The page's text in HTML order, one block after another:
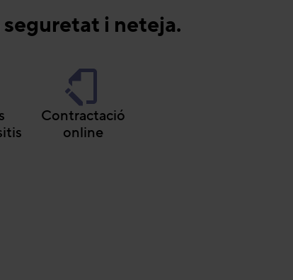
seguretat i neteja.
Contractació
online